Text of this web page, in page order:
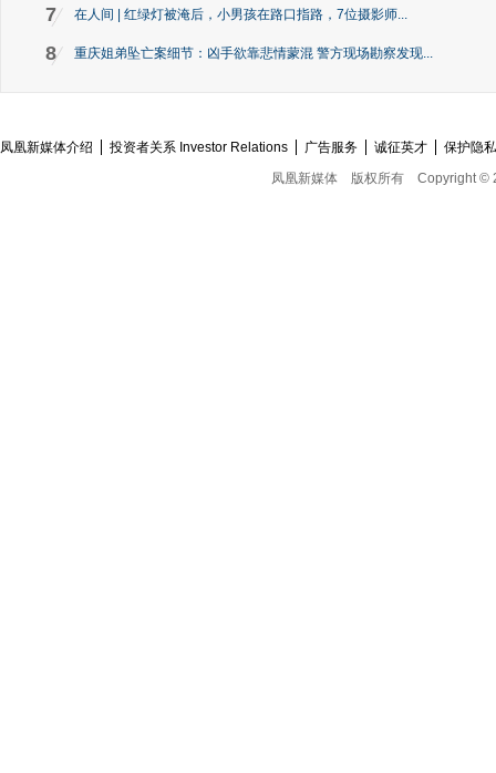
7 在人间 | 红绿灯被淹后，小男孩在路口指路，7位摄影师...
8 重庆姐弟坠亡案细节：凶手欲靠悲情蒙混 警方现场勘察发现...
凤凰新媒体介绍 投资者关系 Investor Relations 广告服务 诚征英才
保护隐
凤凰新媒体
版权所有 Copyright ©